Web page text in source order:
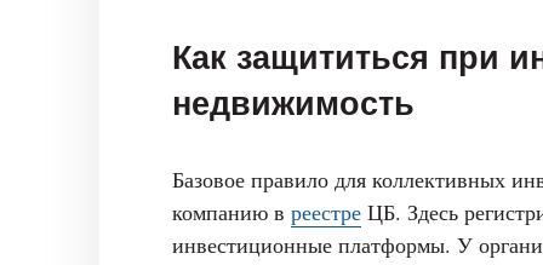
Как защититься при
недвижимость
Базовое правило для коллективных
компанию в реестре ЦБ. Здесь
инвестиционные платформы. У